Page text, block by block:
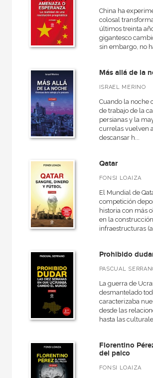
China ha
colosal
últimos treinta
gigantesco
sin embargo, no
Más allá de la
ISRAEL MERINO
Cuando la noche
de trabajo de la
persianas y la
currelas vuelven
descansar h...
Qatar
FONSI LOAIZA
El Mundial de
competición
historia con más
en la
infraestructuras
Prohibido
PASCUAL
La guerra de
desmantelado
caracterizaba
desde las
hasta las
Florentino
del palco
FONSI LOAIZA